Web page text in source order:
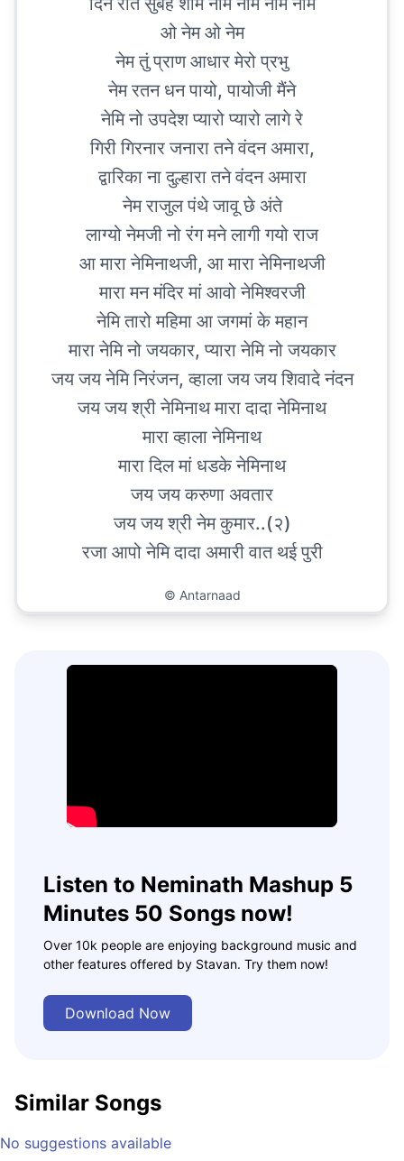
ओ नेम ओ नेम
नेम तुं प्राण आधार मेरो प्रभु
नेम रतन धन पायो, पायोजी मैंने
नेमि नो उपदेश प्यारो प्यारो लागे रे
गिरी गिरनार जनारा तने वंदन अमारा,
द्वारिका ना दुल्हारा तने वंदन अमारा
नेम राजुल पंथे जावू छे अंते
लाग्यो नेमजी नो रंग मने लागी गयो राज
आ मारा नेमिनाथजी, आ मारा नेमिनाथजी
मारा मन मंदिर मां आवो नेमिश्वरजी
नेमि तारो महिमा आ जगमां के महान
मारा नेमि नो जयकार, प्यारा नेमि नो जयकार
जय जय नेमि निरंजन, व्हाला जय जय शिवादे नंदन
जय जय श्री नेमिनाथ मारा दादा नेमिनाथ
मारा व्हाला नेमिनाथ
मारा दिल मां धडके नेमिनाथ
जय जय करुणा अवतार
जय जय श्री नेम कुमार..(२)
रजा आपो नेमि दादा अमारी वात थई पुरी
© Antarnaad
Listen to Neminath Mashup 5
Minutes 50 Songs now!
Over 10k people are enjoying background music and
other features offered by Stavan. Try them now!
Download Now
Similar Songs
No suggestions available